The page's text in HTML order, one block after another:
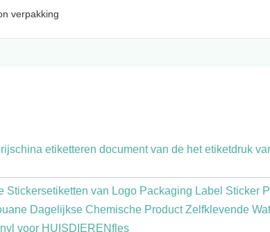
verpakking
etiketteren document van de het etiketdruk
Stickersetiketten van Logo Packaging Label Sticker
Dagelijkse Chemische Product Zelfklevende
voor HUISDIERENfles